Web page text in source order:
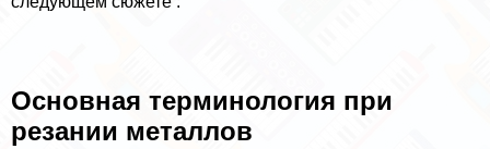
Основная терминология при
резании металлов